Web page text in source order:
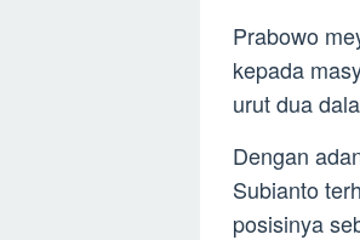
Prabowo
kepada
urut dua
Dengan
Subianto
posisinya